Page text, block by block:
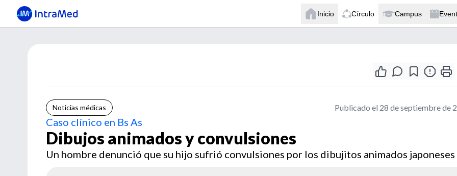
Inicio Círculo Campus
Noticias médicas Publicado el 28 de septiembre de
Caso clínico en Bs As
Dibujos animados y convulsiones
Un hombre denunció que su hijo sufrió convulsiones por los dibujitos animados japoneses